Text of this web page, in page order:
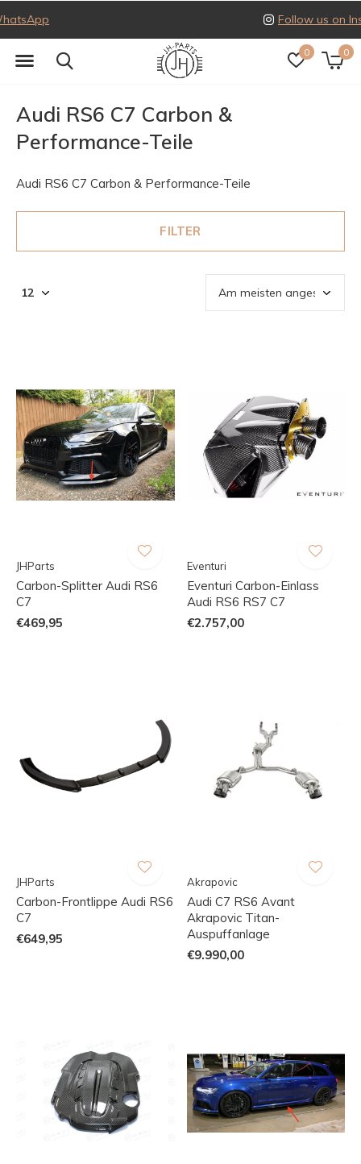
0 0
Audi RS6 C7 Carbon &
Performance-Teile
Audi RS6 C7 Carbon & Performance-Teile
FILTER
JHParts
Carbon-Splitter Audi RS6
C7
€469,95
Eventuri
Eventuri Carbon-Einlass
Audi RS6 RS7 C7
€2.757,00
JHParts
Carbon-Frontlippe Audi RS6
C7
€649,95
Akrapovic
Audi C7 RS6 Avant
Akrapovic Titan-
Auspuffanlage
€9.990,00